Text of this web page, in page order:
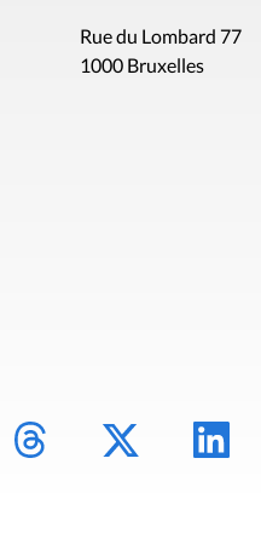
Rue du Lombard 77
1000 Bruxelles